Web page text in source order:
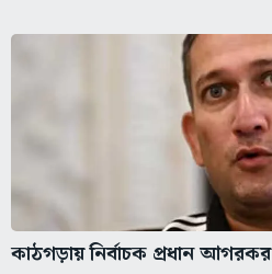
কাঠগড়ায় নির্বাচক প্রধান আগরকর